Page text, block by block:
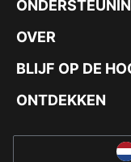
OVER
BLIJF OP DE
ONTDEKKEN